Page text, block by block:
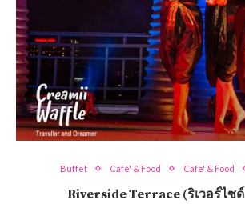
Buffet Cafe' & Food Cafe' & Food
Riverside Terrace (ริเวอร์ไซด์